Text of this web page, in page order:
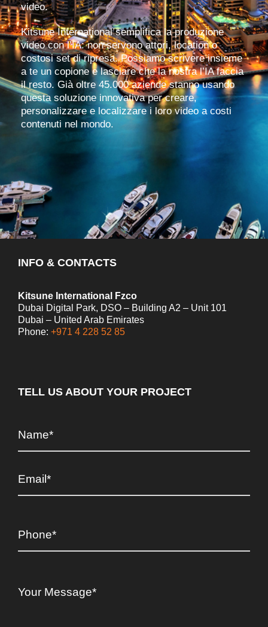
video.
Kitsune International semplifica la produzione
video con l’IA: non servono attori, location o
costosi set di ripresa. Possiamo scrivere insieme
a te un copione e lasciare che la nostra l’IA faccia
il resto. Già oltre 45.000 aziende stanno usando
questa soluzione innovativa per creare,
personalizzare e localizzare i loro video a costi
contenuti nel mondo.
INFO & CONTACTS
Kitsune International Fzco
Dubai Digital Park, DSO – Building A2 – Unit 101
Dubai – United Arab Emirates
Phone: +971 4 228 52 85
TELL US ABOUT YOUR PROJECT